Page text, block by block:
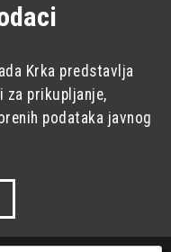
Krka predstavlja
prikupljanje,
podataka javnog